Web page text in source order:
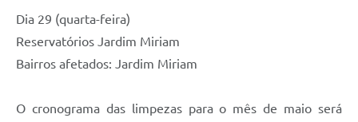
Dia 29 (quarta-feira)
Reservatórios Jardim Miriam
Bairros afetados: Jardim Miriam
O cronograma das limpezas para o mês de maio será